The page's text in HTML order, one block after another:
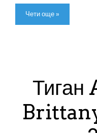
Чети още »